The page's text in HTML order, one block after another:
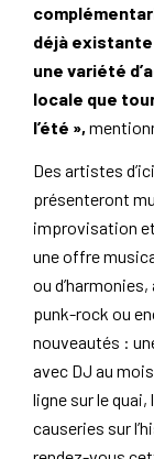
déjà
une variété
locale que
l’été »,
Des artistes
présenteront
improvisation
une offre
ou
punk-rock ou
nouveautés :
avec DJ au
ligne sur le
causeries sur